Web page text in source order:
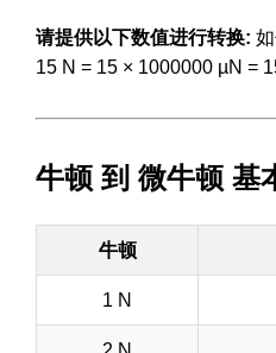
请提供以下数值进行转换:
15 N = 15 × 1000000 µN =
牛顿 到 微牛顿 基
牛顿
1 N